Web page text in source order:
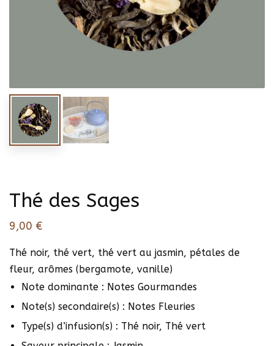
Thé des Sages
9,00 €
Thé noir, thé vert, thé vert au jasmin, pétales de
fleur, arômes (bergamote, vanille)
Note dominante : Notes Gourmandes
Note(s) secondaire(s) : Notes Fleuries
Type(s) d’infusion(s) : Thé noir, Thé vert